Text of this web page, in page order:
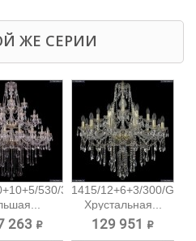
ЖЕ СЕРИИ
530/3d/G
263 ₽
1415/12+6+3/300/G
Хрустальная...
129 951 ₽